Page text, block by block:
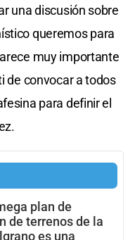
una discusión sobre
queremos para
muy importante
de convocar a todos
para definir el
plan de
de terrenos de la
es una